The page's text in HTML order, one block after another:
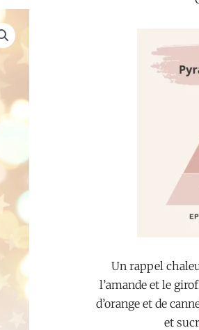
Un rappel
l’amande et le
d’orange et de
et